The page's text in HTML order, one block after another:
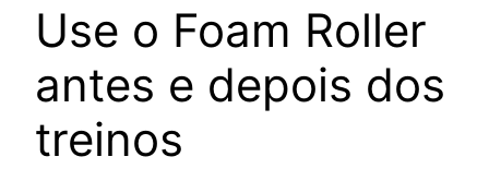
Use o Foam Roller
antes e depois dos
treinos